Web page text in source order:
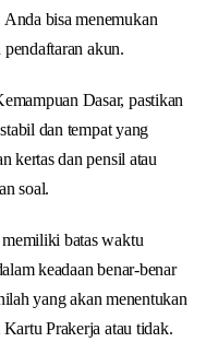
bisa menemukan
akun.
Dasar, pastikan
dan tempat yang
kertas dan pensil atau
soal.
batas waktu
keadaan benar-benar
yang akan menentukan
Prakerja atau tidak.